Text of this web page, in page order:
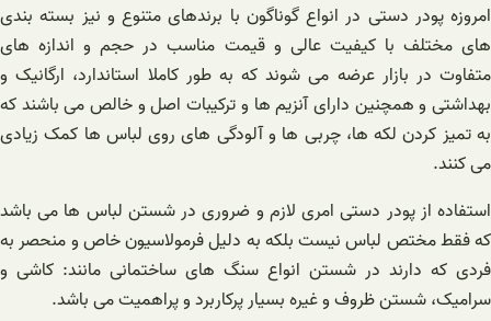
امروزه پودر دستی در انواع گوناگون با برندهای متنوع و نیز بسته بندی
های مختلف با کیفیت عالی و قیمت مناسب در حجم و اندازه های
متفاوت در بازار عرضه می شوند که به طور کاملا استاندارد، ارگانیک و
بهداشتی و همچنین دارای آنزیم ها و ترکیبات اصل و خالص می باشند که
به تمیز کردن لکه ها، چربی ها و آلودگی های روی لباس ها کمک زیادی
می کنند.
استفاده از پودر دستی امری لازم و ضروری در شستن لباس ها می باشد
که فقط مختص لباس نیست بلکه به دلیل فرمولاسیون خاص و منحصر به
فردی که دارند در شستن انواع سنگ های ساختمانی مانند: کاشی و
سرامیک، شستن ظروف و غیره بسیار پرکاربرد و پراهمیت می باشد.